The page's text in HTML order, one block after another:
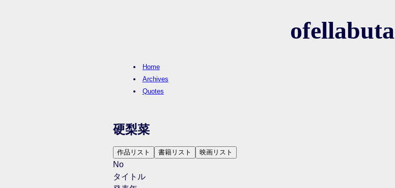
ofellabuta
Home
Archives
Quotes
硬梨菜
作品リスト 書籍リスト 映画リスト
No
タイトル